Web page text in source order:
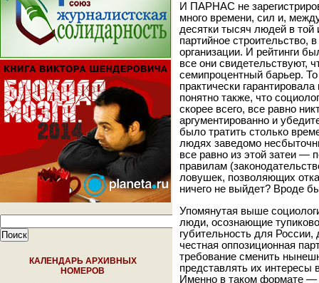
КАЛЕНДАРЬ АРХИВНЫХ
НОМЕРОВ
И ПАРНАС не
много времени, сил и,
десятки тысяч людей в
партийное строительство,
организации. И рейтинги
все они свидетельствуют,
семипроцентный барьер.
практически
понятно также, что
скорее всего, все равно
аргументированно и
было тратить столько
людях заведомо
все равно из этой затеи —
правилам
ловушек, позволяющих
ничего не выйдет? Вроде
Упомянутая выше
люди, осознающие
губительность для
честная оппозиционная
требование сменить
представлять их интересы
Именно в таком формате —